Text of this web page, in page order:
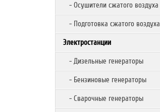
- Осушители сжатого воздуха
- Подготовка сжатого воздуха
Электростанции
- Дизельные генераторы
- Бензиновые генераторы
- Сварочные генераторы